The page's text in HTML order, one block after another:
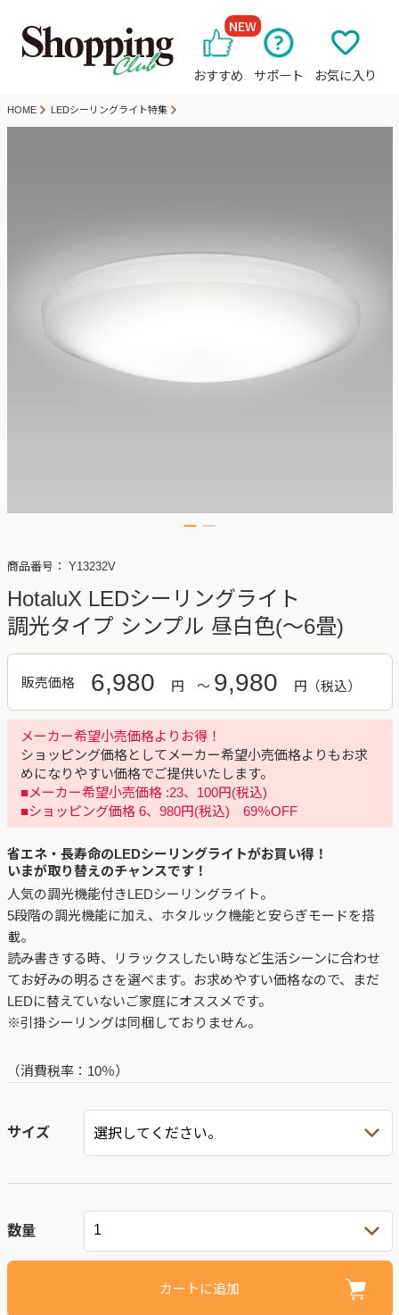
おすすめ
NEW
サポート お気に入り
HOME LEDシーリングライト特集
商品番号： Y13232V
HotaluX LEDシーリングライト
調光タイプ シンプル 昼白色(～6畳)
販売価格 6,980 円 ～ 9,980 円
メーカー希望小売価格よりお得！
ショッピング価格としてメーカー希望小売価格よりもお求
めになりやすい価格でご提供いたします。
■メーカー希望小売価格 :23、100円(税込)
■ショッピング価格 6、980円(税込) 69％OFF
省エネ・長寿命のLEDシーリングライトがお買い得！
いまが取り替えのチャンスです！
人気の調光機能付きLEDシーリングライト。
5段階の調光機能に加え、ホタルック機能と安らぎモードを搭
載。
読み書きする時、リラックスしたい時など生活シーンに合わせ
てお好みの明るさを選べます。お求めやすい価格なので、まだ
LEDに替えていないご家庭にオススメです。
※引掛シーリングは同梱しておりません。
（消費税率： 10％）
サイズ
数量
カートに追加